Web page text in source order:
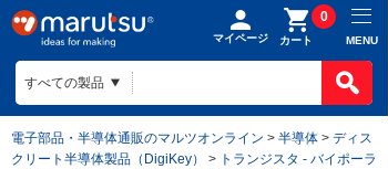
マイページ カート
0
MENU
電子部品・半導体通販のマルツオンライン > 半導体 > ディス
クリート半導体製品（DigiKey）
> トランジスタ - バイポーラ